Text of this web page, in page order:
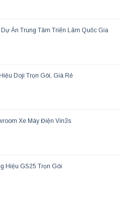
Án Trung Tâm Triển Lãm Quốc Gia
Doji Trọn Gói, Giá Rẻ
Xe Máy Điện Vin3s
Hiệu GS25 Trọn Gói